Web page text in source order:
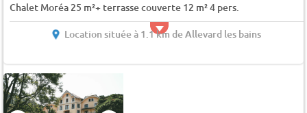
Chalet Moréa 25 m²+ terrasse couverte 12 m² 4 pers.
Location située à 1.1 km de Allevard les bains